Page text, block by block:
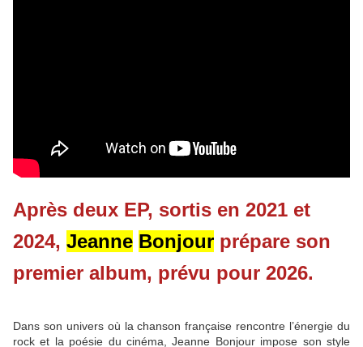
Après deux EP, sortis en 2021 et
2024, Jeanne Bonjour prépare son
premier album, prévu pour 2026.
Dans son univers où la chanson française rencontre l’énergie du
rock et la poésie du cinéma, Jeanne Bonjour impose son style